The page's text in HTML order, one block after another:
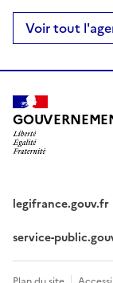
Voir tout
legifrance.gouv.fr
service-